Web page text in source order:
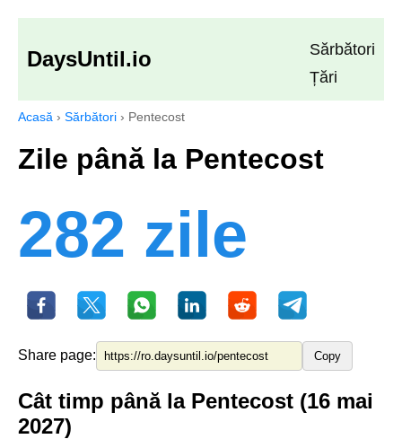
DaysUntil.io
Sărbători
Țări
Acasă › Sărbători › Pentecost
Zile până la Pentecost
282 zile
Share page: Copy
Cât timp până la Pentecost (16 mai
2027)